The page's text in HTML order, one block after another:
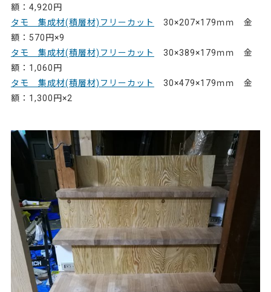
額：4,920円
タモ 集成材(積層材)フリーカット
30×207×179ｍｍ 金
額：570円×9
タモ 集成材(積層材)フリーカット
30×389×179ｍｍ 金
額：1,060円
タモ 集成材(積層材)フリーカット
30×479×179ｍｍ 金
額：1,300円×2